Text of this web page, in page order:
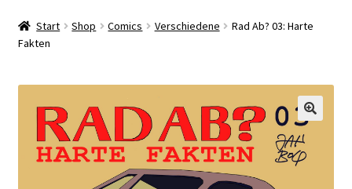
Shop
Über uns
Start Shop Comics Verschiedene
Rad Ab? 03: Harte
Fakten